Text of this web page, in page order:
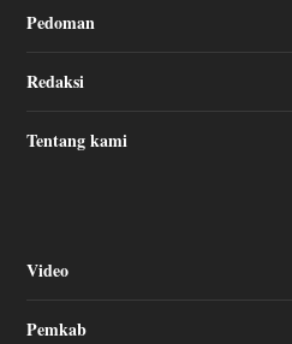
Pedoman
Redaksi
Tentang kami
Video
Pemkab